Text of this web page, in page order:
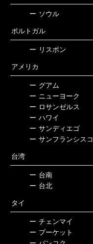
ー ソウル
ポルトガル
ー リスボン
アメリカ
ー グアム
ー ニューヨーク
ー ロサンゼルス
ー ハワイ
ー サンディエゴ
ー サンフランシスコ
台湾
ー 台南
ー 台北
タイ
ー チェンマイ
ー プーケット